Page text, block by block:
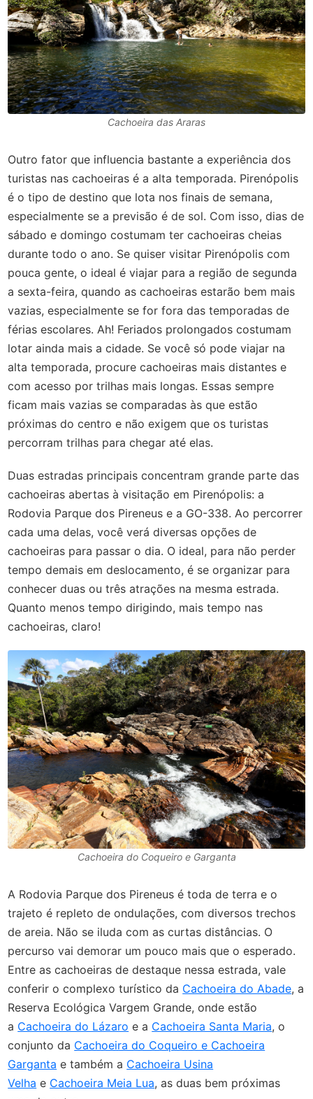
Cachoeira das Araras
Outro fator que influencia bastante a experiência dos
turistas nas cachoeiras é a alta temporada. Pirenópolis
é o tipo de destino que lota nos finais de semana,
especialmente se a previsão é de sol. Com isso, dias de
sábado e domingo costumam ter cachoeiras cheias
durante todo o ano. Se quiser visitar Pirenópolis com
pouca gente, o ideal é viajar para a região de segunda
a sexta-feira, quando as cachoeiras estarão bem mais
vazias, especialmente se for fora das temporadas de
férias escolares. Ah! Feriados prolongados costumam
lotar ainda mais a cidade. Se você só pode viajar na
alta temporada, procure cachoeiras mais distantes e
com acesso por trilhas mais longas. Essas sempre
ficam mais vazias se comparadas às que estão
próximas do centro e não exigem que os turistas
percorram trilhas para chegar até elas.
Duas estradas principais concentram grande parte das
cachoeiras abertas à visitação em Pirenópolis: a
Rodovia Parque dos Pireneus e a GO-338. Ao percorrer
cada uma delas, você verá diversas opções de
cachoeiras para passar o dia. O ideal, para não perder
tempo demais em deslocamento, é se organizar para
conhecer duas ou três atrações na mesma estrada.
Quanto menos tempo dirigindo, mais tempo nas
cachoeiras, claro!
Cachoeira do Coqueiro e Garganta
A Rodovia Parque dos Pireneus é toda de terra e o
trajeto é repleto de ondulações, com diversos trechos
de areia. Não se iluda com as curtas distâncias. O
percurso vai demorar um pouco mais que o esperado.
Entre as cachoeiras de destaque nessa estrada, vale
conferir o complexo turístico da Cachoeira do Abade, a
Reserva Ecológica Vargem Grande, onde estão
a Cachoeira do Lázaro e a Cachoeira Santa Maria, o
conjunto da Cachoeira do Coqueiro e Cachoeira
Garganta e também a Cachoeira Usina
Velha e Cachoeira Meia Lua, as duas bem próximas